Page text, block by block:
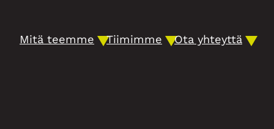
Mitä teemme Tiimimme Ota yhteyttä